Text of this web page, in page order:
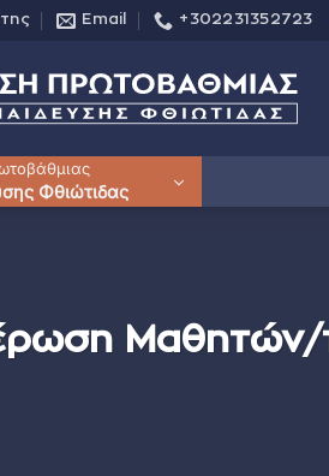
Email +302231352723
Φθιώτιδας
Μαθητών/